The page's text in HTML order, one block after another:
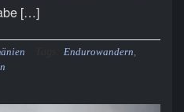
[…]
Endurowandern